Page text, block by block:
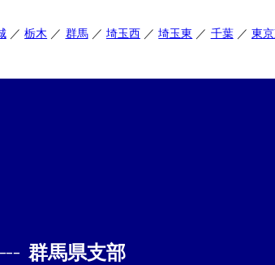
栃木 群馬 埼玉西 埼玉東 千葉
東
群馬県支部